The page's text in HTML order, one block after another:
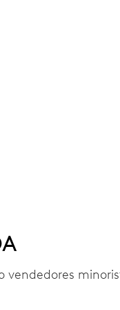
vendedores